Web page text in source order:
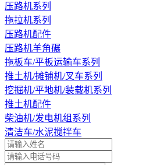
压路机系列
拖拉机系列
压路机配件
压路机羊角碾
拖板车/平板运输车系列
推土机/摊铺机/叉车系列
挖掘机/平地机/装载机系列
推土机配件
柴油机/发电机组系列
清洁车/水泥搅拌车